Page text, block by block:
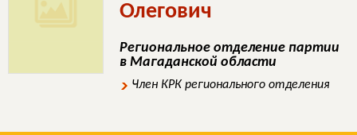
Олегович
Региональное отделение партии
в Магаданской области
Член КРК регионального отделения